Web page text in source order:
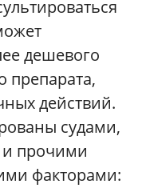
дешевого
препарата,
действий.
судами,
прочими
факторами: